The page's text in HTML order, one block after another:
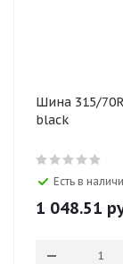
Шина 315/
black
Есть в
1 048.51